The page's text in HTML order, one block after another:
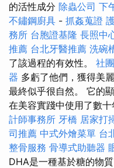
的活性成分 除蟲公司 下
不鏽鋼廚具 - 抓姦蒐證
務所 台胞證基隆 長照中
推薦 台北牙醫推薦 洗碗
了該過程的有效性。 社
器 多虧了他們，獲得美
最終似乎很自然。 它的
在美容實踐中使用了數十
計師事務所 牙橋 居家打
司推薦 中式外燴菜單 台
整骨服務 骨導式助聽器
DHA是一種基於糖的物